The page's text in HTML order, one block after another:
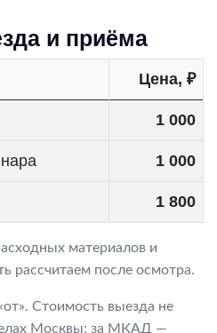
и приёма
Цена, ₽
1 000
1 000
1 800
материалов и
рассчитаем после осмотра.
Стоимость выезда не
Москвы; за МКАД —